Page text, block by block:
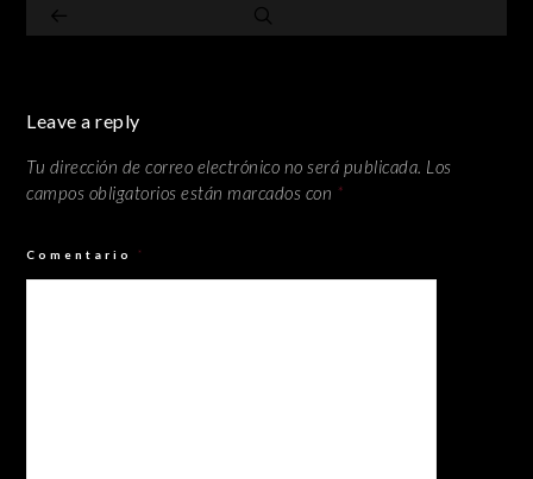
Leave a reply
Tu dirección de correo electrónico no será publicada. Los
campos obligatorios están marcados con *
Comentario *